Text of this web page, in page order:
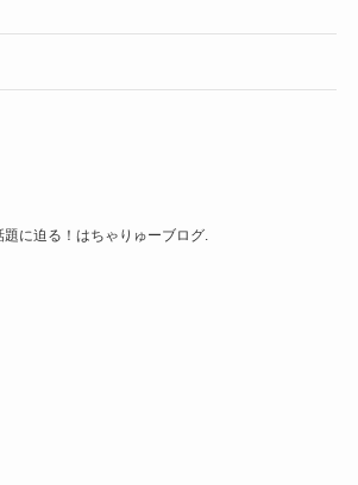
に迫る！はちゃりゅーブログ.